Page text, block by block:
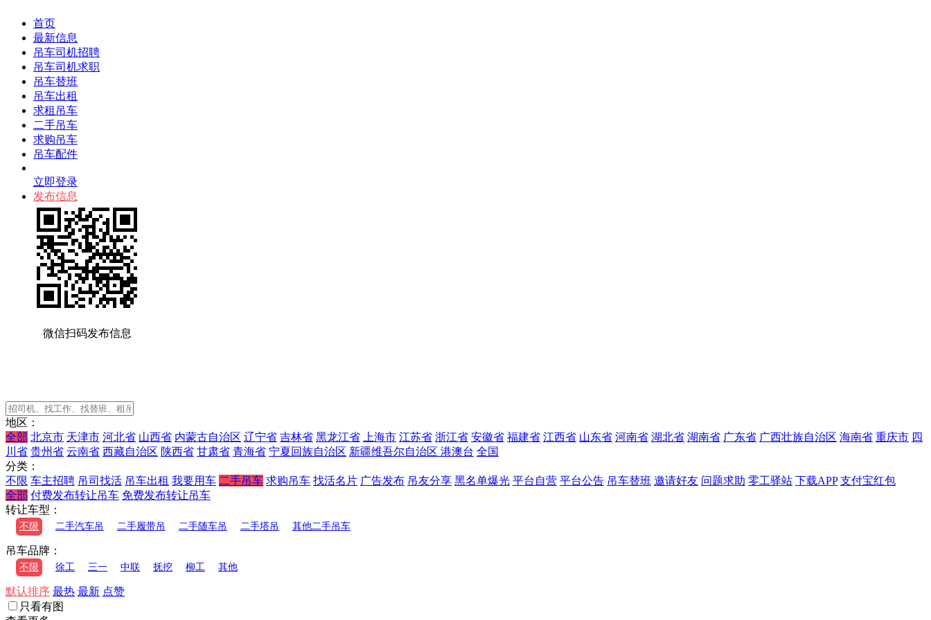
首页
最新信息
吊车司机招聘
吊车司机求职
吊车替班
吊车出租
求租吊车
二手吊车
求购吊车
吊车配件
立即登录
发布信息
微信扫码发布信息
地区：
全部 北京市 天津市 河北省 山西省 内蒙古自治区 辽宁省 吉林省 黑龙江省 上海市 江苏省 浙江省 安徽省 福建省 江西省 山东省 河南省 湖北省 湖南省 广东省 广西壮族自治区 海南省 重庆市 四
川省 贵州省 云南省 西藏自治区 陕西省 甘肃省 青海省 宁夏回族自治区 新疆维吾尔自治区 港澳台 全国
分类：
不限 车主招聘 吊司找活 吊车出租 我要用车 二手吊车 求购吊车 找活名片 广告发布 吊友分享 黑名单爆光 平台自营 平台公告 吊车替班 邀请好友 问题求助 零工驿站 下载APP 支付宝红包
全部 付费发布转让吊车 免费发布转让吊车
转让车型：
不限 二手汽车吊 二手履带吊 二手随车吊 二手塔吊 其他二手吊车
吊车品牌：
不限 徐工 三一 中联 抚挖 柳工 其他
默认排序 最热 最新 点赞
只看有图